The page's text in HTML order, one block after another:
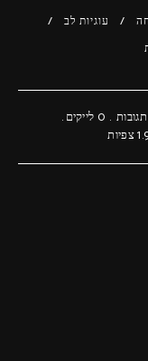
עוגיות לב
0 לייקים
צפיות